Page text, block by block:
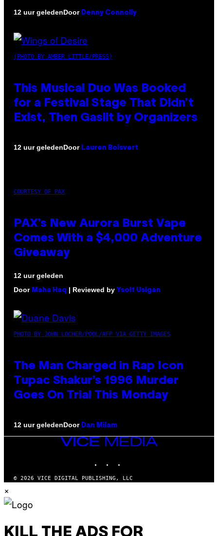
12 uur geledenDoor Denny Connolly
(PHOTO BY AMBER LITTLE/PRESS)
This Musical Duo Was Booked
for a Festival Stage That Didn’t
Exist, Then Gaslit by Organizers
12 uur geledenDoor Lauren Boisvert
COURTESY OF PAX
PAX’s New Aurora Burst Vape
Comes With a $4,000 Adventure
Giveaway
12 uur geleden
Door Maha Haq | Reviewed by Ysolt Usigan
PHOTO BY JOHN LOCHER/POOL/AFP VIA GETTY IMAGES
The Man Charged in Rap Icon
Tupac Shakur’s 1996 Murder
Goes On Trial This Monday
12 uur geledenDoor Dan Milam
VICE
MEDIA
© 2026 VICE DIGITAL PUBLISHING, LLC
×
KILL THE ADS FOR